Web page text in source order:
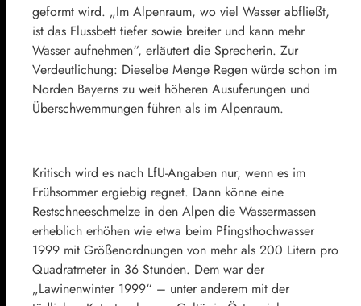
geformt wird. „Im Alpenraum, wo viel Wasser abfließt,
ist das Flussbett tiefer sowie breiter und kann mehr
Wasser aufnehmen“, erläutert die Sprecherin. Zur
Verdeutlichung: Dieselbe Menge Regen würde schon im
Norden Bayerns zu weit höheren Ausuferungen und
Überschwemmungen führen als im Alpenraum.
Kritisch wird es nach LfU-Angaben nur, wenn es im
Frühsommer ergiebig regnet. Dann könne eine
Restschneeschmelze in den Alpen die Wassermassen
erheblich erhöhen wie etwa beim Pfingsthochwasser
1999 mit Größenordnungen von mehr als 200 Litern pro
Quadratmeter in 36 Stunden. Dem war der
„Lawinenwinter 1999“ – unter anderem mit der